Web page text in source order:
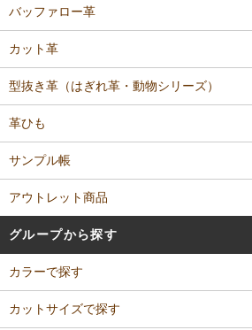
バッファロー革
カット革
型抜き革（はぎれ革・動物シリーズ）
革ひも
サンプル帳
アウトレット商品
グループから探す
カラーで探す
カットサイズで探す